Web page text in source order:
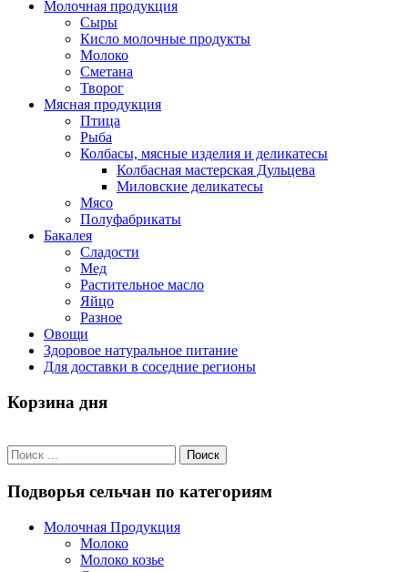
Молочная продукция
Сыры
Кисло молочные продукты
Молоко
Сметана
Творог
Мясная продукция
Птица
Рыба
Колбасы, мясные изделия и деликатесы
Колбасная мастерская Дульцева
Миловские деликатесы
Мясо
Полуфабрикаты
Бакалея
Сладости
Мед
Растительное масло
Яйцо
Разное
Овощи
Здоровое натуральное питание
Для доставки в соседние регионы
Корзина дня
Подворья сельчан по категориям
Молочная Продукция
Молоко
Молоко козье